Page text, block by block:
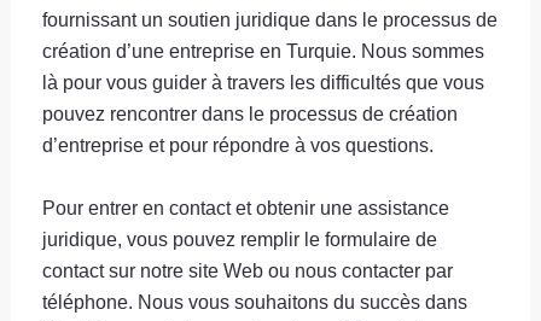
fournissant un soutien juridique dans le processus de
création d’une entreprise en Turquie. Nous sommes
là pour vous guider à travers les difficultés que vous
pouvez rencontrer dans le processus de création
d’entreprise et pour répondre à vos questions.
Pour entrer en contact et obtenir une assistance
juridique, vous pouvez remplir le formulaire de
contact sur notre site Web ou nous contacter par
téléphone. Nous vous souhaitons du succès dans